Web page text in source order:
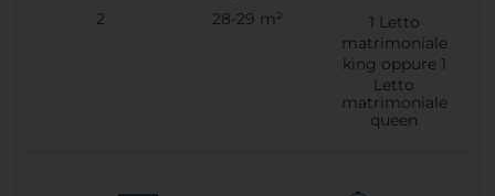
2 28-29 m² 1 Letto
matrimoniale
king oppure 1
Letto
matrimoniale
queen